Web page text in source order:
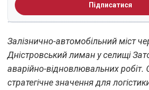
Підписатися
Залізнично-автомобільний міст
Дністровський лиман у селищі
аварійно-відновлювальних робіт.
стратегічне значення для